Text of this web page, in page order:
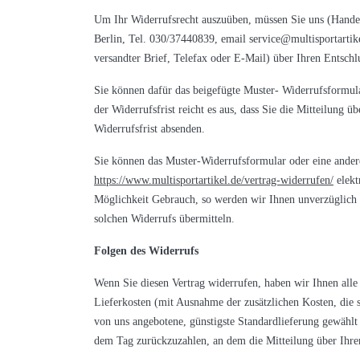
Um Ihr Widerrufsrecht auszuüben, müssen Sie uns
Berlin, Tel. 030/37440839, email
versandter Brief, Telefax oder E-Mail) über Ihren
Sie können dafür das beigefügte Muster-
der Widerrufsfrist reicht es aus, dass Sie die Mitteilung
Widerrufsfrist absenden.
Sie können das Muster-Widerrufsformular oder eine
https://www.multisportartikel.de/vertrag-widerrufen/
Möglichkeit Gebrauch, so werden wir Ihnen
solchen Widerrufs übermitteln.
Folgen des Widerrufs
Wenn Sie diesen Vertrag widerrufen, haben wir Ihnen
Lieferkosten (mit Ausnahme der zusätzlichen Kosten, die
von uns angebotene, günstigste Standardlieferung
dem Tag zurückzuzahlen, an dem die Mitteilung über